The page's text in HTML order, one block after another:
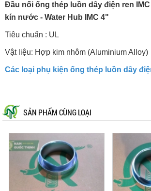
Đầu nối ống thép luồn dây điện ren
kín nước - Water Hub IMC 4"
Tiêu chuẩn : UL
Vật liệu: Hợp kim nhôm (Aluminium Alloy)
Các loại phụ kiện ống thép luồn dây
SẢN PHẨM CÙNG LOẠI